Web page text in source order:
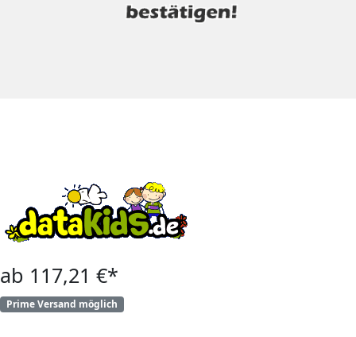
ab 117,21 €*
Prime Versand möglich